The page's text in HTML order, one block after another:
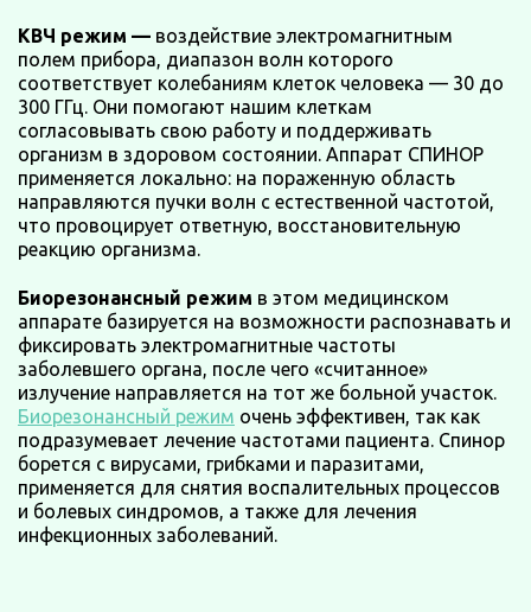
КВЧ режим — воздействие электромагнитным
полем прибора, диапазон волн которого
соответствует колебаниям клеток человека — 30 до
300 ГГц. Они помогают нашим клеткам
согласовывать свою работу и поддерживать
организм в здоровом состоянии. Аппарат СПИНОР
применяется локально: на пораженную область
направляются пучки волн с естественной частотой,
что провоцирует ответную, восстановительную
реакцию организма.
Биорезонансный режим в этом медицинском
аппарате базируется на возможности распознавать и
фиксировать электромагнитные частоты
заболевшего органа, после чего «считанное»
излучение направляется на тот же больной участок.
Биорезонансный режим очень эффективен, так как
подразумевает лечение частотами пациента. Спинор
борется с вирусами, грибками и паразитами,
применяется для снятия воспалительных процессов
и болевых синдромов, а также для лечения
инфекционных заболеваний.